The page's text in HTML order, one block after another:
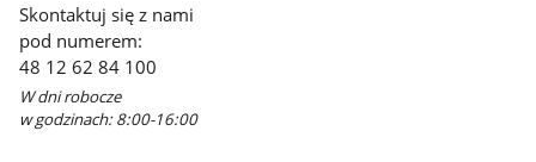
Skontaktuj się z nami
pod numerem:
48 12 62 84 100
W dni robocze
w godzinach: 8:00-16:00